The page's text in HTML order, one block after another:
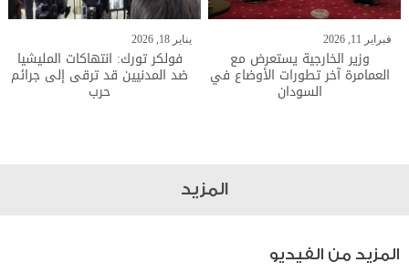
فبراير 11, 2026
وزير الخارجية يستعرض مع
العمامرة آخر تطورات الأوضاع في
السودان
يناير 18, 2026
فولكر تورك: انتهاكات المليشيا
ضد المدنيين قد ترقى إلى جرائم
حرب
المزيد
المزيد من الفيديو